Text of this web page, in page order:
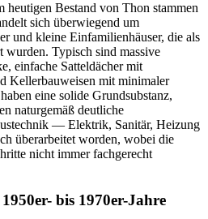
heutigen Bestand von Thon stammen
sich überwiegend um
und kleine Einfamilienhäuser, die als
Typisch sind massive
einfache Satteldächer mit
Kellerbauweisen mit minimaler
eine solide Grundsubstanz,
naturgemäß deutliche
— Elektrik, Sanitär, Heizung
überarbeitet worden, wobei die
nicht immer fachgerecht
bis 1970er-Jahre